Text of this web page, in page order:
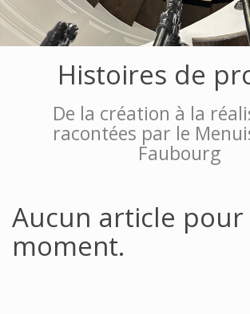
Histoires de
De la création à la
racontées par le
Faubourg
Aucun article pour
moment.